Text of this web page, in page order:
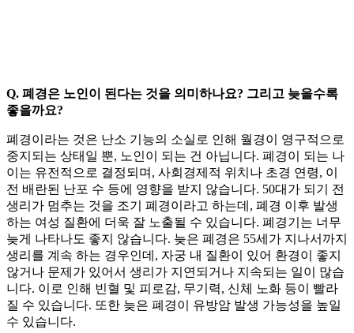
Q. 폐경은 노인이 된다는 것을 의미하나요? 그리고 늦을수록
좋을까요?
폐경이라는 것은 난소 기능의 소실로 인해 월경이 영구적으로
중지되는 상태일 뿐, 노인이 되는 건 아닙니다. 폐경이 되는 나
이는 유전적으로 결정되며, 사회경제적 위치나 초경 연령, 이
전 배란된 난포 수 등에 영향을 받지 않습니다. 50대가 되기 전
생리가 멈추는 것을 조기 폐경이라고 하는데, 폐경 이후 발생
하는 여성 질환에 더욱 잘 노출될 수 있습니다. 폐경기는 너무
늦게 나타나도 좋지 않습니다. 늦은 폐경은 55세가 지나서까지
생리를 계속 하는 경우인데, 자궁 내 질환이 있어 환경이 좋지
않거나 문제가 있어서 생리가 지연되거나 지속되는 일이 많습
니다. 이로 인해 빈혈 및 피로감, 무기력, 신체 노화 등이 빨라
질 수 있습니다. 또한 늦은 폐경이 유방암 발생 가능성을 높일
수 있습니다.